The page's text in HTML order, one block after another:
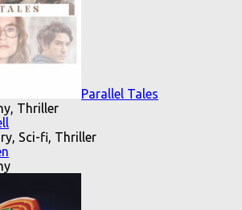
Parallel Tales
Thriller
Sci-fi, Thriller